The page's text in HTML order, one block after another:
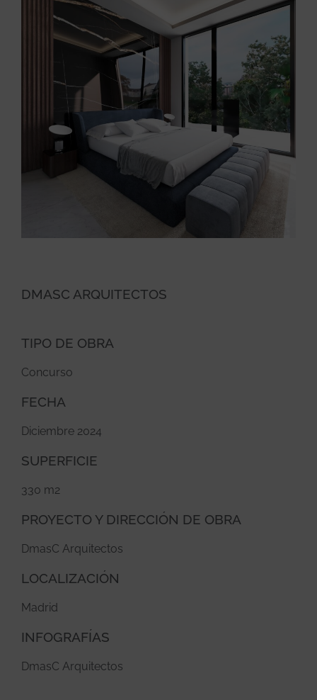
DMASC ARQUITECTOS
TIPO DE OBRA
Concurso
FECHA
Diciembre 2024
SUPERFICIE
330 m2
PROYECTO Y DIRECCIÓN DE OBRA
DmasC Arquitectos
LOCALIZACIÓN
Madrid
INFOGRAFÍAS
DmasC Arquitectos